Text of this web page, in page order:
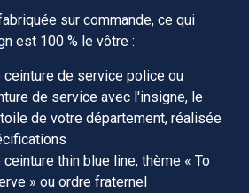
sur commande, ce qui
est 100 % le vôtre :
ceinture de service police ou
de service avec l'insigne, le
de votre département, réalisée
thin blue line, thème « To
» ou ordre fraternel